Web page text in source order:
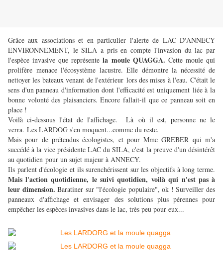
Grâce aux associations et en particulier l'alerte de LAC D'ANNECY
ENVIRONNEMENT, le SILA a pris en compte l'invasion du lac par
l'espèce invasive que représentela moule QUAGGA. Cette moule qui
prolifère menace l'écosystème lacustre. Elle démontre la nécessité de
nettoyer les bateaux venant de l'extérieur lors des mises à l'eau. C'était le
sens d'un panneau d'information dont l'efficacité est uniquement liée à la
bonne volonté des plaisanciers. Encore fallait-il que ce panneau soit en
place !
Voilà ci-dessous l'état de l'affichage. Là où il est, personne ne le
verra. Les LARDOG s'en moquent...comme du reste.
Mais pour de prétendus écologistes, et pour Mme GREBER qui m'a
succédé à la vice présidente LAC du SILA, c'est la preuve d'un désintérêt
au quotidien pour un sujet majeur à ANNECY.
Ils parlent d'écologie et ils surenchérissent sur les objectifs à long terme.
Mais l'action quotidienne, le suivi quotidien, voilà qui n'est pas à
leur dimension.Baratiner sur "l'écologie populaire", ok ! Surveiller des
panneaux d'affichage et envisager des solutions plus pérennes pour
empêcher les espèces invasives dans le lac, très peu pour eux...